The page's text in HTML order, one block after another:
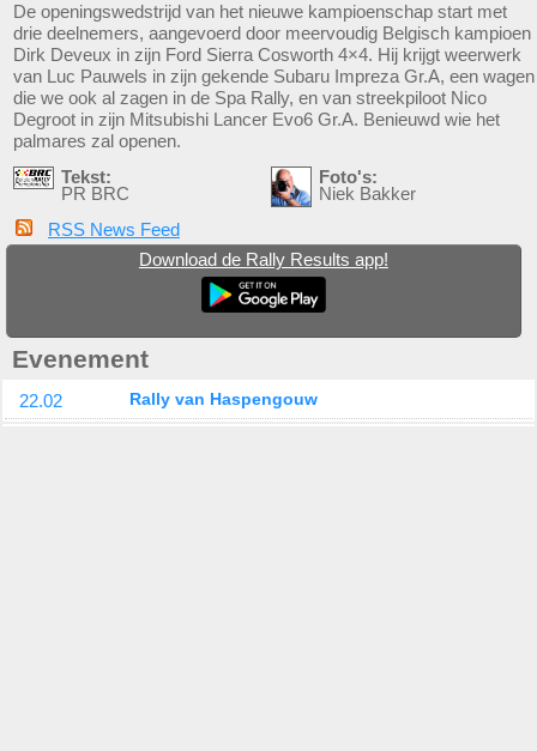
De openingswedstrijd van het nieuwe kampioenschap start met
drie deelnemers, aangevoerd door meervoudig Belgisch kampioen
Dirk Deveux in zijn Ford Sierra Cosworth 4×4. Hij krijgt weerwerk
van Luc Pauwels in zijn gekende Subaru Impreza Gr.A, een wagen
die we ook al zagen in de Spa Rally, en van streekpiloot Nico
Degroot in zijn Mitsubishi Lancer Evo6 Gr.A. Benieuwd wie het
palmares zal openen.
Tekst:
PR BRC
Foto's:
Niek Bakker
RSS News Feed
Download de Rally Results app!
Evenement
22.02 Rally van Haspengouw